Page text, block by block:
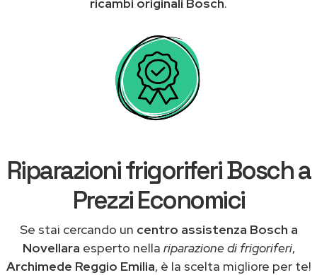
Riparazioni frigoriferi Bosch a
Prezzi Economici
Se stai cercando un centro assistenza Bosch a
Novellara esperto nella riparazione di frigoriferi,
Archimede Reggio Emilia, è la scelta migliore per te!